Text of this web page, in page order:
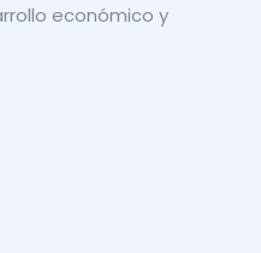
económico y